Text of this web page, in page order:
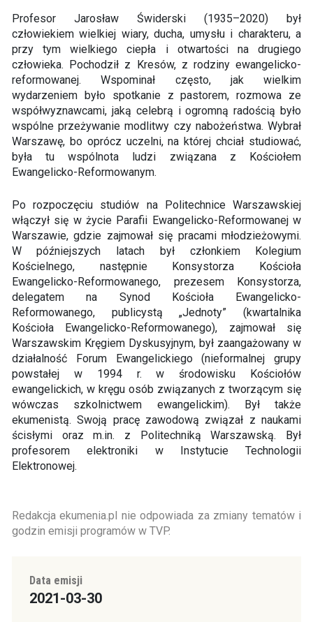
Profesor Jarosław Świderski (1935–2020) był
człowiekiem wielkiej wiary, ducha, umysłu i charakteru, a
przy tym wielkiego ciepła i otwartości na drugiego
człowieka. Pochodził z Kresów, z rodziny ewangelicko-
reformowanej. Wspominał często, jak wielkim
wydarzeniem było spotkanie z pastorem, rozmowa ze
współwyznawcami, jaką celebrą i ogromną radością było
wspólne przeżywanie modlitwy czy nabożeństwa. Wybrał
Warszawę, bo oprócz uczelni, na której chciał studiować,
była tu wspólnota ludzi związana z Kościołem
Ewangelicko-Reformowanym.
Po rozpoczęciu studiów na Politechnice Warszawskiej
włączył się w życie Parafii Ewangelicko-Reformowanej w
Warszawie, gdzie zajmował się pracami młodzieżowymi.
W późniejszych latach był członkiem Kolegium
Kościelnego, następnie Konsystorza Kościoła
Ewangelicko-Reformowanego, prezesem Konsystorza,
delegatem na Synod Kościoła Ewangelicko-
Reformowanego, publicystą „Jednoty” (kwartalnika
Kościoła Ewangelicko-Reformowanego), zajmował się
Warszawskim Kręgiem Dyskusyjnym, był zaangażowany w
działalność Forum Ewangelickiego (nieformalnej grupy
powstałej w 1994 r. w środowisku Kościołów
ewangelickich, w kręgu osób związanych z tworzącym się
wówczas szkolnictwem ewangelickim). Był także
ekumenistą. Swoją pracę zawodową związał z naukami
ścisłymi oraz m.in. z Politechniką Warszawską. Był
profesorem elektroniki w Instytucie Technologii
Elektronowej.
Redakcja ekumenia.pl nie odpowiada za zmiany tematów i
godzin emisji programów w TVP.
Data emisji
2021-03-30